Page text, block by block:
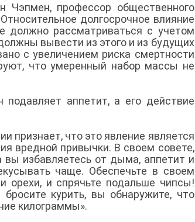
Чэпмен, профессор общественного
долгосрочное влияние
должно рассматриваться с учетом
вывести из этого и из будущих
с увеличением риска смертности
что умеренный набор массы не
аппетит, а его действие
признает, что это явление является
вредной привычки. В своем совете,
вы избавляетесь от дыма, аппетит и
чаще. Обеспечьте в своем
орехи, и спрячьте подальше чипсы!
курить, вы обнаружите, что
килограммы».